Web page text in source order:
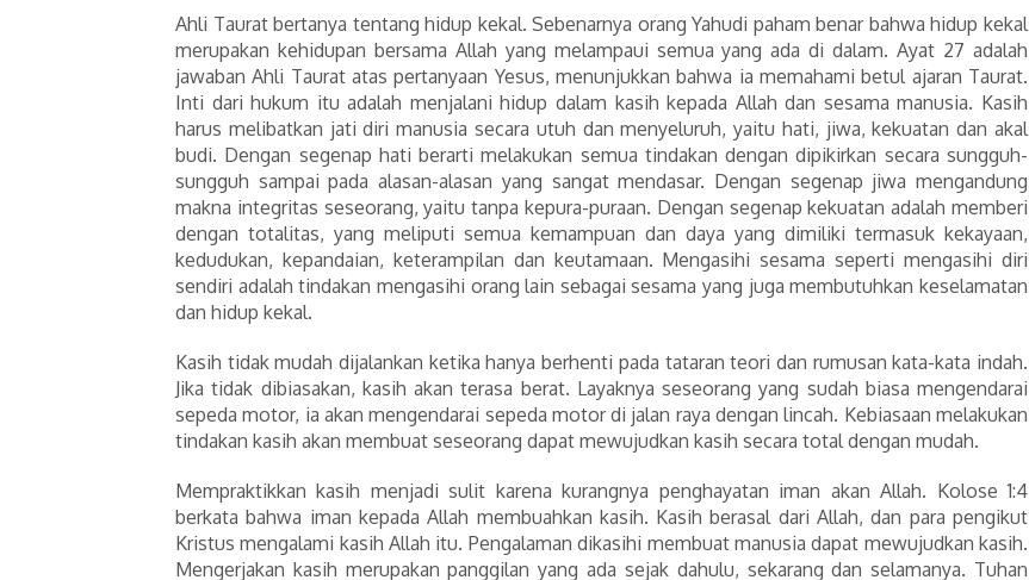
Ahli Taurat bertanya tentang hidup kekal. Sebenarnya orang Yahudi paham benar bahwa hidup kekal
merupakan kehidupan bersama Allah yang melampaui semua yang ada di dalam. Ayat 27 adalah
jawaban Ahli Taurat atas pertanyaan Yesus, menunjukkan bahwa ia memahami betul ajaran Taurat.
Inti dari hukum itu adalah menjalani hidup dalam kasih kepada Allah dan sesama manusia. Kasih
harus melibatkan jati diri manusia secara utuh dan menyeluruh, yaitu hati, jiwa, kekuatan dan akal
budi. Dengan segenap hati berarti melakukan semua tindakan dengan dipikirkan secara sungguh-
sungguh sampai pada alasan-alasan yang sangat mendasar. Dengan segenap jiwa mengandung
makna integritas seseorang, yaitu tanpa kepura-puraan. Dengan segenap kekuatan adalah memberi
dengan totalitas, yang meliputi semua kemampuan dan daya yang dimiliki termasuk kekayaan,
kedudukan, kepandaian, keterampilan dan keutamaan. Mengasihi sesama seperti mengasihi diri
sendiri adalah tindakan mengasihi orang lain sebagai sesama yang juga membutuhkan keselamatan
dan hidup kekal.
Kasih tidak mudah dijalankan ketika hanya berhenti pada tataran teori dan rumusan kata-kata indah.
Jika tidak dibiasakan, kasih akan terasa berat. Layaknya seseorang yang sudah biasa mengendarai
sepeda motor, ia akan mengendarai sepeda motor di jalan raya dengan lincah. Kebiasaan melakukan
tindakan kasih akan membuat seseorang dapat mewujudkan kasih secara total dengan mudah.
Mempraktikkan kasih menjadi sulit karena kurangnya penghayatan iman akan Allah. Kolose 1:4
berkata bahwa iman kepada Allah membuahkan kasih. Kasih berasal dari Allah, dan para pengikut
Kristus mengalami kasih Allah itu. Pengalaman dikasihi membuat manusia dapat mewujudkan kasih.
Mengerjakan kasih merupakan panggilan yang ada sejak dahulu, sekarang dan selamanya. Tuhan